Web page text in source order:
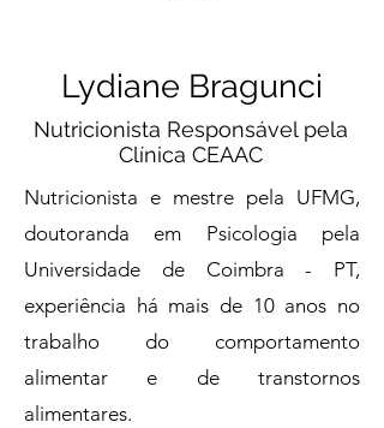
Lydiane Bragunci
Nutricionista Responsável pela
Clínica CEAAC
Nutricionista e mestre pela UFMG,
doutoranda em Psicologia pela
Universidade de Coimbra - PT,
experiência há mais de 10 anos no
trabalho do comportamento
alimentar e de transtornos
alimentares.